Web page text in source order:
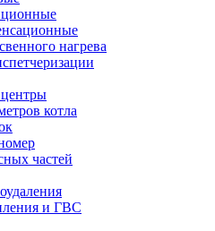
нагрева
котла
частей
и ГВС